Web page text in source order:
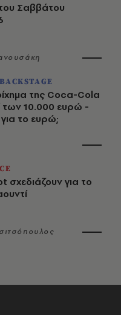
Σαββάτου
της Coca-Cola
των 10.000 ευρώ -
το ευρώ;
σχεδιάζουν για το